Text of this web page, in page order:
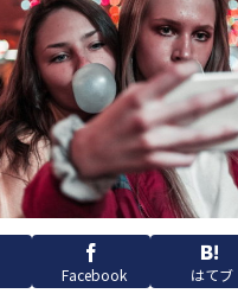
Facebook はてブ